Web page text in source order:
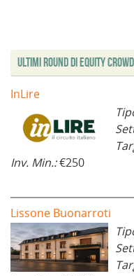
Ultimi Round di Equity
InLire
Inv. Min.:€250
Lissone Buonarroti